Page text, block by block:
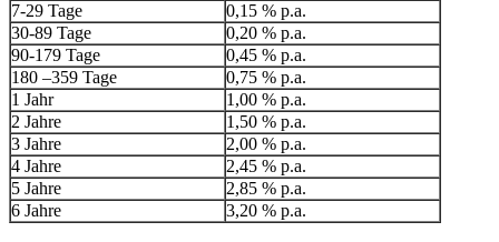
7-29 Tage
0,15 % p.a.
30-89 Tage
0,20 % p.a.
90-179 Tage
0,45 % p.a.
180 –359 Tage
0,75 % p.a.
1 Jahr
1,00 % p.a.
2 Jahre
1,50 % p.a.
3 Jahre
2,00 % p.a.
4 Jahre
2,45 % p.a.
5 Jahre
2,85 % p.a.
6 Jahre
3,20 % p.a.